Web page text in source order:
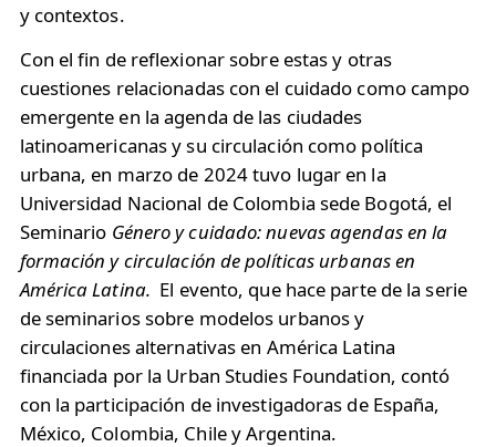
y contextos.
Con el fin de reflexionar sobre estas y otras
cuestiones relacionadas con el cuidado como campo
emergente en la agenda de las ciudades
latinoamericanas y su circulación como política
urbana, en marzo de 2024 tuvo lugar en la
Universidad Nacional de Colombia sede Bogotá, el
Seminario Género y cuidado: nuevas agendas en la
formación y circulación de políticas urbanas en
América Latina. El evento, que hace parte de la serie
de seminarios sobre modelos urbanos y
circulaciones alternativas en América Latina
financiada por la Urban Studies Foundation, contó
con la participación de investigadoras de España,
México, Colombia, Chile y Argentina.